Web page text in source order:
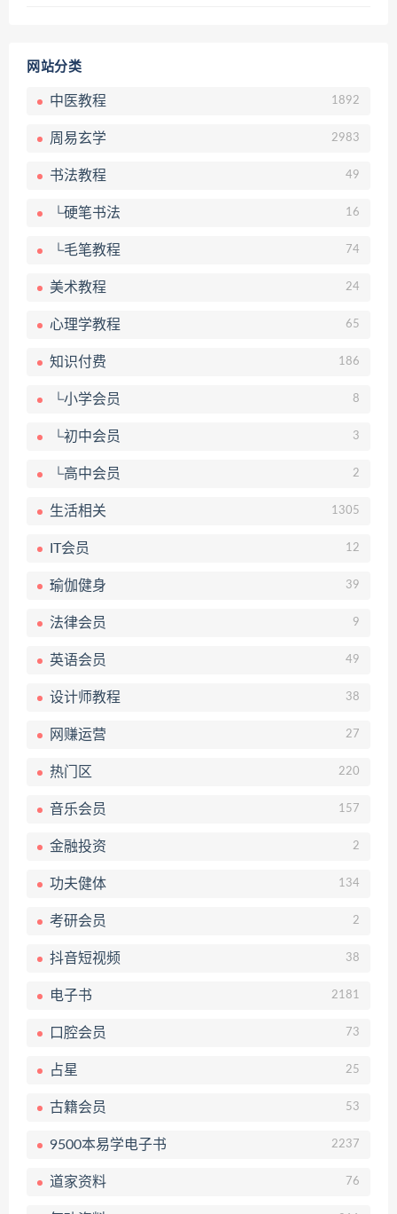
网站分类
中医教程 1892
周易玄学 2983
书法教程 49
└硬笔书法 16
└毛笔教程 74
美术教程 24
心理学教程 65
知识付费 186
└小学会员 8
└初中会员 3
└高中会员 2
生活相关 1305
IT会员 12
瑜伽健身 39
法律会员 9
英语会员 49
设计师教程 38
网赚运营 27
热门区 220
音乐会员 157
金融投资 2
功夫健体 134
考研会员 2
抖音短视频 38
电子书 2181
口腔会员 73
占星 25
古籍会员 53
9500本易学电子书 2237
道家资料 76